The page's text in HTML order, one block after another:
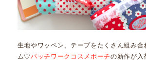
生地やワッペン、テープをたくさん組み合
ム♡パッチワークコスメポーチの新作が入